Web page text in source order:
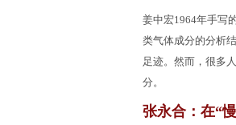
姜中宏1964年手写
类气体成分的分析
足迹。然而，很多
分。
张永合：在“